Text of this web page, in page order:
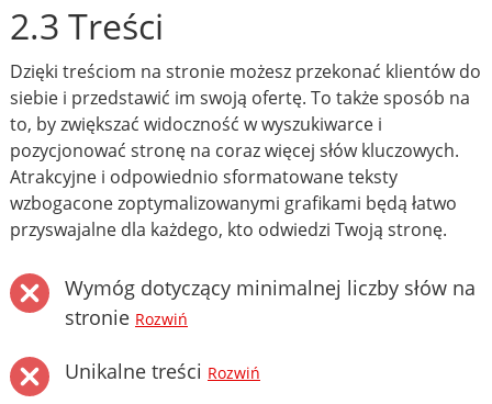
2.3 Treści
Dzięki treściom na stronie możesz przekonać klientów do
siebie i przedstawić im swoją ofertę. To także sposób na
to, by zwiększać widoczność w wyszukiwarce i
pozycjonować stronę na coraz więcej słów kluczowych.
Atrakcyjne i odpowiednio sformatowane teksty
wzbogacone zoptymalizowanymi grafikami będą łatwo
przyswajalne dla każdego, kto odwiedzi Twoją stronę.
Wymóg dotyczący minimalnej liczby słów na
stronie Rozwiń
Unikalne treści Rozwiń